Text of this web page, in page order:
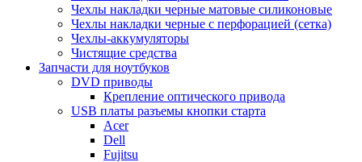
Чехлы накладки черные матовые силиконовые
Чехлы накладки черные с перфорацией (сетка)
Чехлы-аккумуляторы
Чистящие средства
Запчасти для ноутбуков
DVD приводы
Крепление оптического привода
USB платы разъемы кнопки старта
Acer
Dell
Fujitsu